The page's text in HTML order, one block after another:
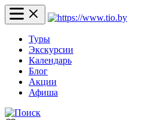
Туры
Экскурсии
Календарь
Блог
Акции
Афиша